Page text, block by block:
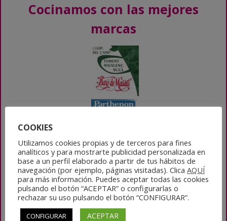
Cocinamos con las mejores
marcas
COOKIES
Utilizamos cookies propias y de terceros para fines
analíticos y para mostrarte publicidad personalizada en
base a un perfil elaborado a partir de tus hábitos de
navegación (por ejemplo, páginas visitadas). Clica AQUÍ
para más información. Puedes aceptar todas las cookies
pulsando el botón “ACEPTAR” o configurarlas o
rechazar su uso pulsando el botón “CONFIGURAR”.
CONFIGURAR ACEPTAR